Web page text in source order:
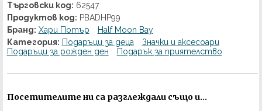
Търговски код: 62547
Продуктов код: PBADHP99
Бранд: Хари Потър
Half Moon Bay
Категория: Подаръци за деца
Значки и аксесоари
Подаръци за рожден ден
Подарък за приятелство
Посетителите ни са разглеждали също и...